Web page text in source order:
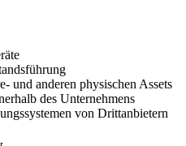
und anderen physischen Assets
des Unternehmens
von Drittanbietern